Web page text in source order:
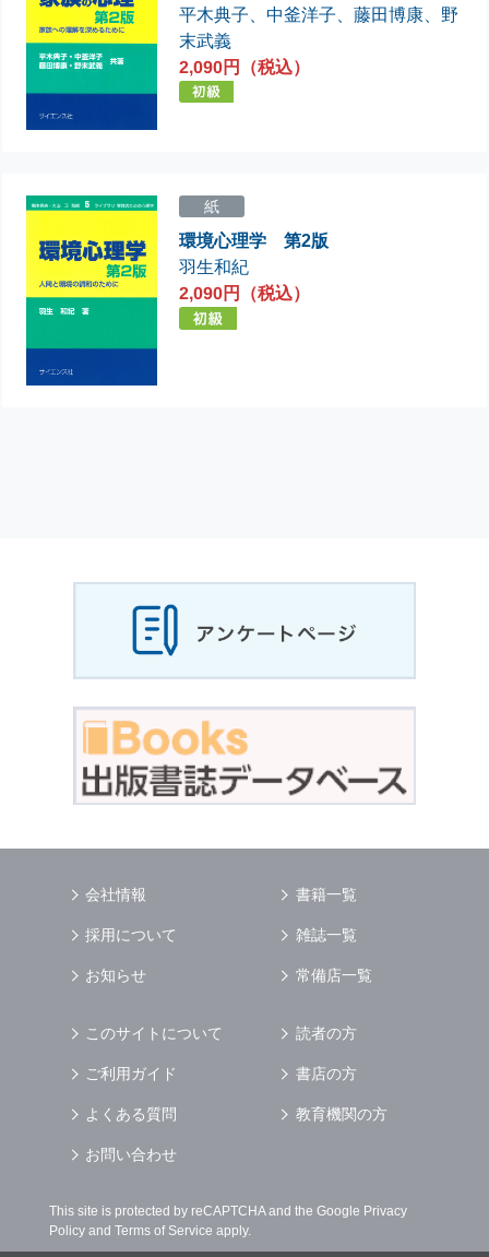
平木典子 、中釜洋子 、藤田博康 野
末武義
2,090円（税込）
紙
環境心理学 第2版
羽生和紀
2,090円（税込）
会社情報
採用について
お知らせ
書籍一覧
雑誌一覧
常備店一覧
このサイトについて
ご利用ガイド
よくある質問
お問い合わせ
読者の方
書店の方
教育機関の方
This site is protected by reCAPTCHA and the Google Privacy
Policyand Terms of Service apply.